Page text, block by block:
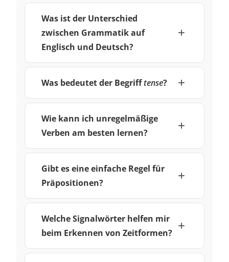
Was ist der Unterschied
zwischen Grammatik auf
Englisch und Deutsch?
Was bedeutet der Begrifftense?
Wie kann ich unregelmäßige
Verben am besten lernen?
Gibt es eine einfache Regel für
Präpositionen?
Welche Signalwörter helfen mir
beim Erkennen von Zeitformen?